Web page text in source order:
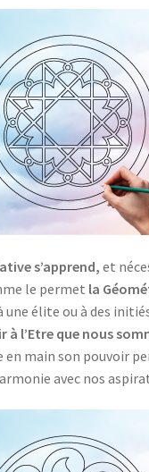
s’apprend,et
le permet la
une élite ou à des
l’Etre que nous
main son pouvoir
avec nos